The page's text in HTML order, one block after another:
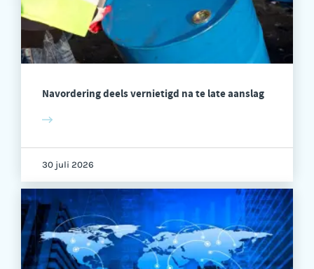
Navordering deels vernietigd na te late aanslag
30 juli 2026